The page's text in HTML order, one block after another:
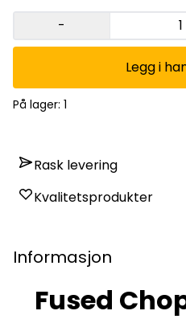
-
Legg i
På lager: 1
Rask levering
Kvalitetsprodukter
Informasjon
Fused